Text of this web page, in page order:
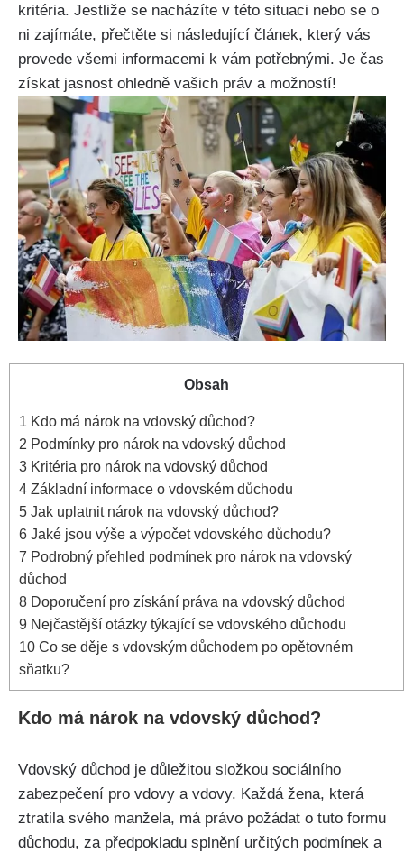
kritéria. Jestliže se nacházíte v této situaci nebo se o
ni zajímáte, přečtěte si následující článek, který vás
provede všemi informacemi k vám potřebnými. Je čas
získat jasnost ohledně vašich práv a možností!
Obsah
1 Kdo má nárok na vdovský důchod?
2 Podmínky pro nárok na vdovský důchod
3 Kritéria pro nárok na vdovský důchod
4 Základní informace o vdovském důchodu
5 Jak uplatnit nárok na vdovský důchod?
6 Jaké jsou výše a výpočet vdovského důchodu?
7 Podrobný přehled podmínek pro nárok na vdovský
důchod
8 Doporučení pro získání práva na vdovský důchod
9 Nejčastější otázky týkající se vdovského důchodu
10 Co se děje s vdovským důchodem po opětovném
sňatku?
Kdo má nárok na vdovský důchod?
Vdovský důchod je důležitou složkou sociálního
zabezpečení pro vdovy a vdovy. Každá žena, která
ztratila svého manžela, má právo požádat o tuto formu
důchodu, za předpokladu splnění určitých podmínek a